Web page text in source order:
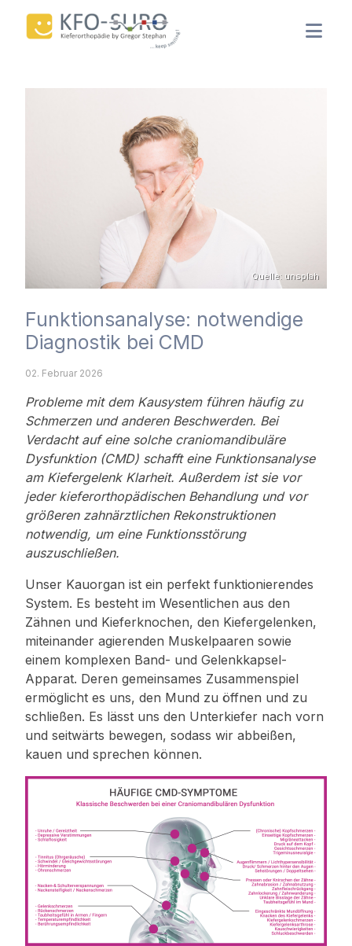
Quelle: unsplah
Funktionsanalyse: notwendige
Diagnostik bei CMD
02. Februar 2026
Probleme mit dem Kausystem führen häufig zu
Schmerzen und anderen Beschwerden. Bei
Verdacht auf eine solche craniomandibuläre
Dysfunktion (CMD) schafft eine Funktionsanalyse
am Kiefergelenk Klarheit. Außerdem ist sie vor
jeder kieferorthopädischen Behandlung und vor
größeren zahnärztlichen Rekonstruktionen
notwendig, um eine Funktionsstörung
auszuschließen.
Unser Kauorgan ist ein perfekt funktionierendes
System. Es besteht im Wesentlichen aus den
Zähnen und Kieferknochen, den Kiefergelenken,
miteinander agierenden Muskelpaaren sowie
einem komplexen Band- und Gelenkkapsel-
Apparat. Deren gemeinsames Zusammenspiel
ermöglicht es uns, den Mund zu öffnen und zu
schließen. Es lässt uns den Unterkiefer nach vorn
und seitwärts bewegen, sodass wir abbeißen,
kauen und sprechen können.